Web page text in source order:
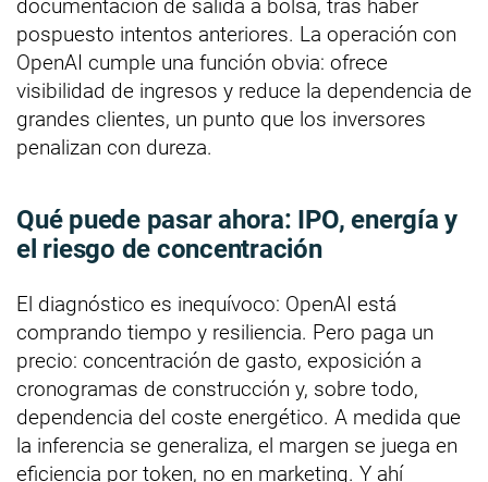
documentación de salida a bolsa, tras haber
pospuesto intentos anteriores. La operación con
OpenAI cumple una función obvia: ofrece
visibilidad de ingresos y reduce la dependencia de
grandes clientes, un punto que los inversores
penalizan con dureza.
Qué puede pasar ahora: IPO, energía y
el riesgo de concentración
El diagnóstico es inequívoco: OpenAI está
comprando tiempo y resiliencia. Pero paga un
precio: concentración de gasto, exposición a
cronogramas de construcción y, sobre todo,
dependencia del coste energético. A medida que
la inferencia se generaliza, el margen se juega en
eficiencia por token, no en marketing. Y ahí